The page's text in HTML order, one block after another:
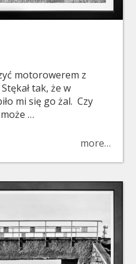
motorowerem z
tak, że w
mi się go żal. Czy
…
more…